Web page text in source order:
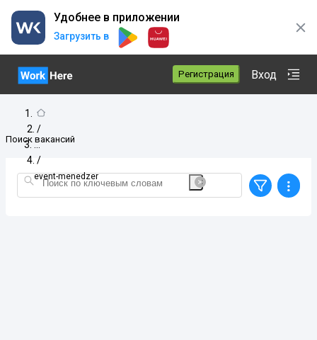
Удобнее в приложении
Загрузить в
Регистрация Вход
/
/
event-menedzer
Поиск вакансий